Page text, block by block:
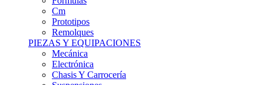
Prototipos
Remolques
PIEZAS Y EQUIPACIONES
Mecánica
Electrónica
Chasis Y Carrocería
Suspensiones
Frenos